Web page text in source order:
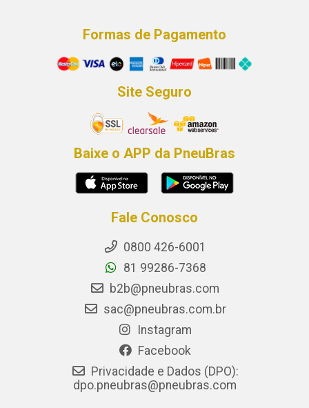
Formas de Pagamento
Site Seguro
Baixe o APP da PneuBras
Fale Conosco
0800 426-6001
81 99286-7368
b2b@pneubras.com
sac@pneubras.com.br
Instagram
Facebook
Privacidade e Dados (DPO):
dpo.pneubras@pneubras.com